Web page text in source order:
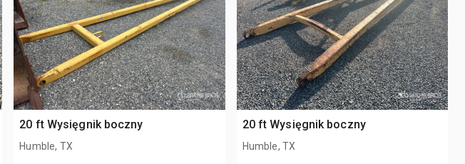
20 ft Wysięgnik boczny
Humble, TX
20 ft Wysięgnik boczny
Humble, TX